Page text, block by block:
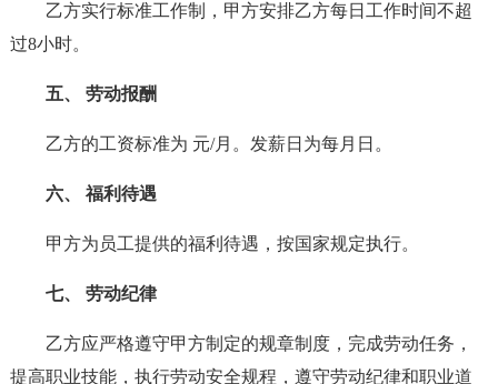
乙方实行标准工作制，甲方安排乙方每日工作时间不超
过8小时。
五、 劳动报酬
乙方的工资标准为 元/月。发薪日为每月日。
六、 福利待遇
甲方为员工提供的福利待遇，按国家规定执行。
七、 劳动纪律
乙方应严格遵守甲方制定的规章制度，完成劳动任务，
提高职业技能，执行劳动安全规程，遵守劳动纪律和职业道